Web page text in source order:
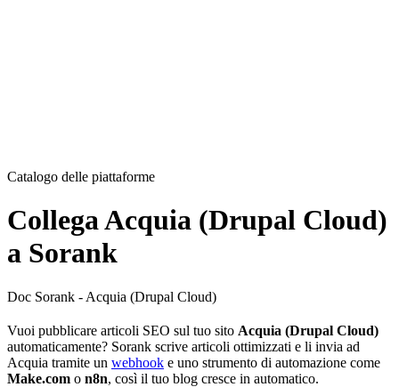
Catalogo delle piattaforme
Collega Acquia (Drupal Cloud)
a Sorank
Doc Sorank - Acquia (Drupal Cloud)
Vuoi pubblicare articoli SEO sul tuo sito Acquia (Drupal Cloud)
automaticamente? Sorank scrive articoli ottimizzati e li invia ad
Acquia tramite un webhook e uno strumento di automazione come
Make.com o n8n, così il tuo blog cresce in automatico.